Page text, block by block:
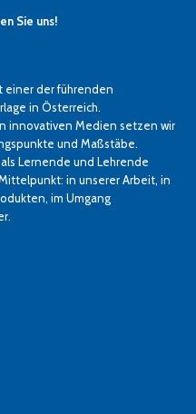
Sie uns!
einer der führenden
in Österreich.
innovativen Medien setzen wir
und Maßstäbe.
Lernende und Lehrende
in unserer Arbeit, in
im Umgang